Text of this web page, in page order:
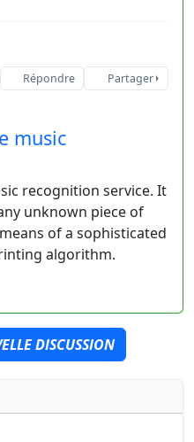
Répondre Partager
music
recognition service. It
unknown piece of
of a sophisticated
algorithm.
DISCUSSION